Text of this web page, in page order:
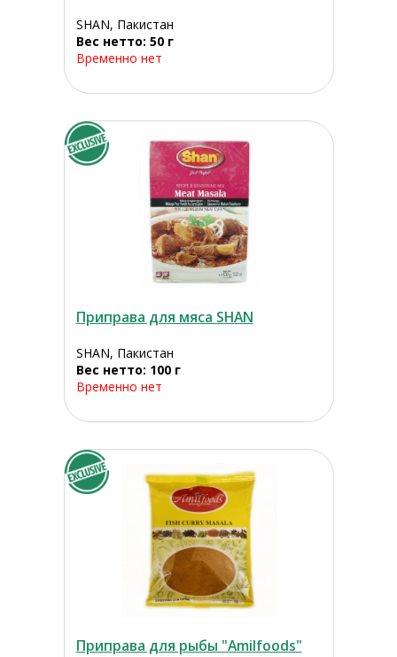
SHAN, Пакистан
Вес нетто: 50 г
Временно нет
Приправа для мяса SHAN
SHAN, Пакистан
Вес нетто: 100 г
Временно нет
Приправа для рыбы "Amilfoods"